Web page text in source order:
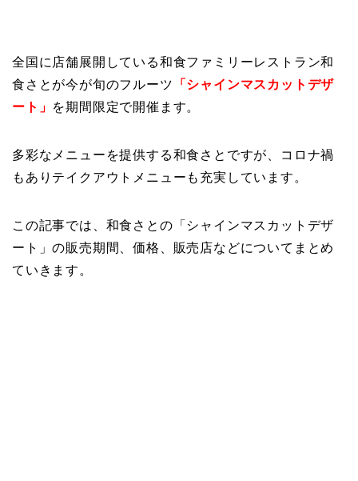
全国に店舗展開している和食ファミリーレストラン和
食さとが今が旬のフルーツ 「シャインマスカットデザ
ート」 を期間限定で開催ます。
多彩なメニューを提供する和食さとですが、コロナ禍
もありテイクアウトメニューも充実しています。
この記事では、和食さとの「シャインマスカットデザ
ート」の販売期間、価格、販売店などについてまとめ
ていきます。